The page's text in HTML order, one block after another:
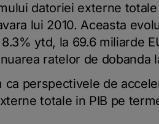
datoriei externe
lui 2010. Aceasta
ytd, la 69.6 miliarde
ratelor de dobanda
perspectivele de
totale in PIB pe